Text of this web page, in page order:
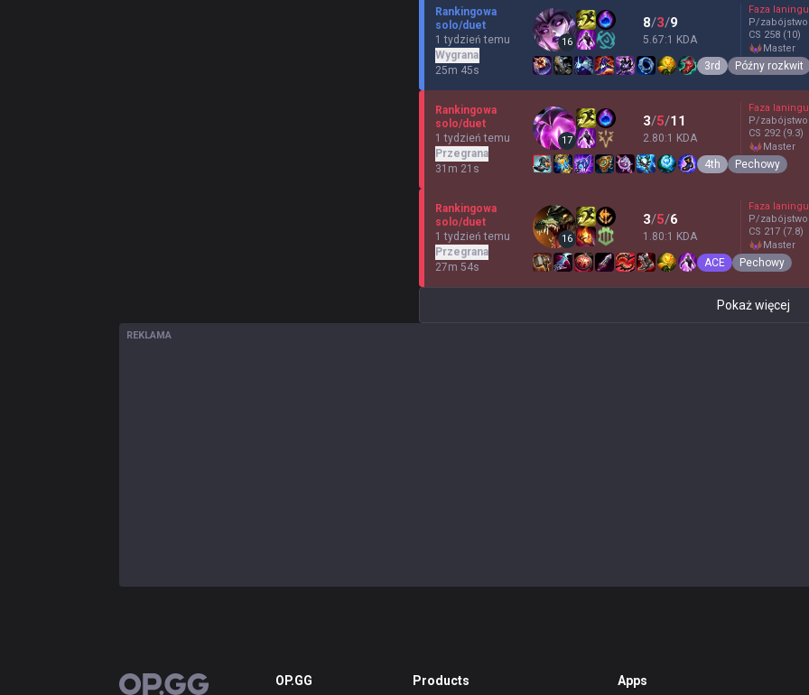
Rankingowa
solo/duet
1 tydzień temu
Wygrana
25m 45s
16
8/3/9
5.67:1 KDA
Faza laningu
P/zabójstwo
CS 258 (10)
master
3rd Późny rozkwit
Rankingowa
solo/duet
1 tydzień temu
Przegrana
31m 21s
17
3/5/11
2.80:1 KDA
Faza laningu
P/zabójstwo
CS 292 (9.3)
master
4th Pechowy
Rankingowa
solo/duet
1 tydzień temu
Przegrana
27m 54s
16
3/5/6
1.80:1 KDA
Faza laningu
P/zabójstwo
CS 217 (7.8)
master
ACE Pechowy
Pokaż więcej
REKLAMA
OP.GG OP.GG Products Apps